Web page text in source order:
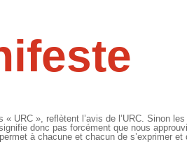
URC », reflètent l’avis de l’URC. Sinon
donc pas forcément que nous
à chacune et chacun de s’exprimer et